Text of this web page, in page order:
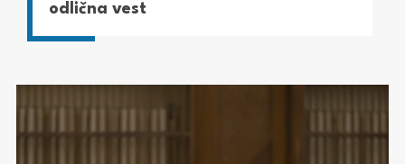
odlična vest